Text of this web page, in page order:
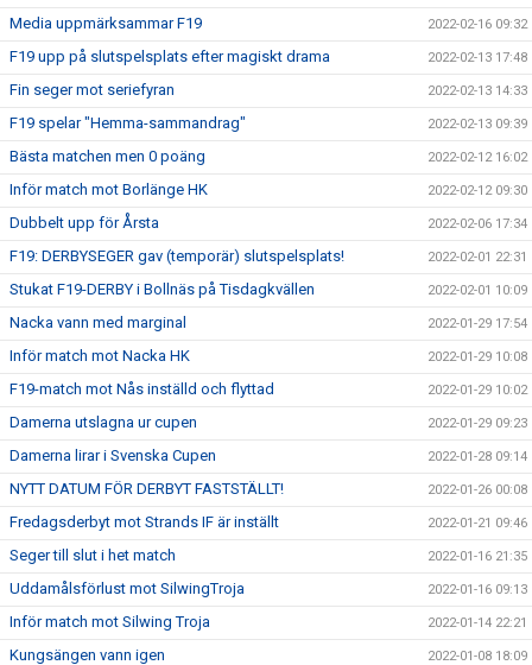
Media uppmärksammar F19 2022-02-16 09:32
F19 upp på slutspelsplats efter magiskt drama 2022-02-13 17:48
Fin seger mot seriefyran 2022-02-13 14:33
F19 spelar "Hemma-sammandrag" 2022-02-13 09:39
Bästa matchen men 0 poäng 2022-02-12 16:02
Inför match mot Borlänge HK 2022-02-12 09:30
Dubbelt upp för Årsta 2022-02-06 17:34
F19: DERBYSEGER gav (temporär) slutspelsplats! 2022-02-01 22:31
Stukat F19-DERBY i Bollnäs på Tisdagkvällen 2022-02-01 10:09
Nacka vann med marginal 2022-01-29 17:54
Inför match mot Nacka HK 2022-01-29 10:08
F19-match mot Nås inställd och flyttad 2022-01-29 10:02
Damerna utslagna ur cupen 2022-01-29 09:23
Damerna lirar i Svenska Cupen 2022-01-28 09:14
NYTT DATUM FÖR DERBYT FASTSTÄLLT! 2022-01-26 00:08
Fredagsderbyt mot Strands IF är inställt 2022-01-21 09:46
Seger till slut i het match 2022-01-16 21:35
Uddamålsförlust mot SilwingTroja 2022-01-16 09:13
Inför match mot Silwing Troja 2022-01-14 22:21
Kungsängen vann igen 2022-01-08 18:09